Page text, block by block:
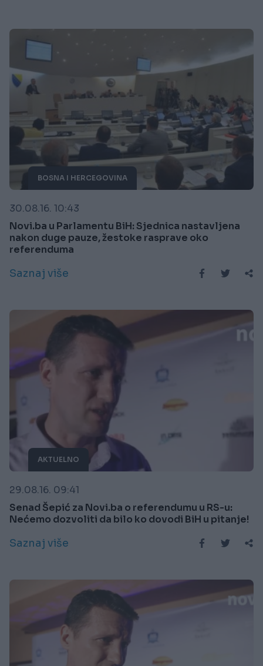
BOSNA I HERCEGOVINA
30.08.16. 10:43
Novi.ba u Parlamentu BiH: Sjednica nastavljena
nakon duge pauze, žestoke rasprave oko
referenduma
Saznaj više
AKTUELNO
29.08.16. 09:41
Senad Šepić za Novi.ba o referendumu u RS-u:
Nećemo dozvoliti da bilo ko dovodi BiH u pitanje!
Saznaj više